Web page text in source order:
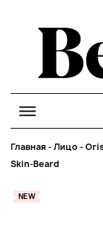
Главная-Лицо-
Skin-Beard
NEW